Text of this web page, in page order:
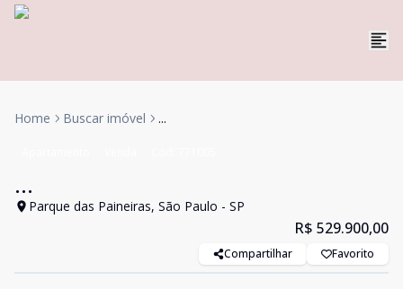
Home Buscar imóvel ...
...
Parque das Paineiras, São Paulo - SP
R$ 529.900,00
Compartilhar Favorito